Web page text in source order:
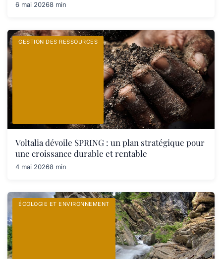
6 mai 20268 min
GESTION DES RESSOURCES
Voltalia dévoile SPRING : un plan stratégique pour
une croissance durable et rentable
4 mai 20268 min
ÉCOLOGIE ET ENVIRONNEMENT